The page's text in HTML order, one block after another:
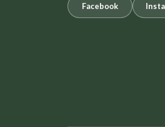
Facebook